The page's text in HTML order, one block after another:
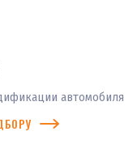
автомобиля